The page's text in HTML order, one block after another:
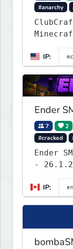
#anarchy
modes,
more.
IP:
Ender
7 2
#cracked
Ender
- 26.1.2 🌐
🛠
IP: